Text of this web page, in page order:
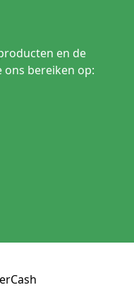
en de
ons bereiken op: